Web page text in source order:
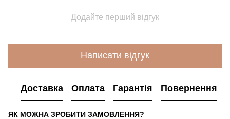
Додайте перший відгук
Написати відгук
Доставка Оплата Гарантія Повернення
ЯК МОЖНА ЗРОБИТИ ЗАМОВЛЕННЯ?